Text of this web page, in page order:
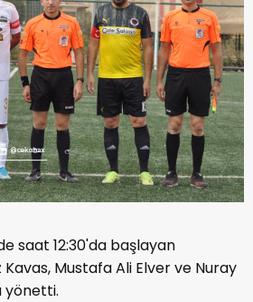
saat 12:30'da başlayan
Kavas, Mustafa Ali Elver ve Nuray
yönetti.